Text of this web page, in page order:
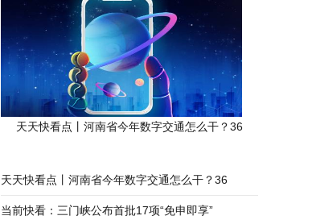
天天快看点丨河南省今年数字交通怎么干？36
天天快看点丨河南省今年数字交通怎么干？36
当前快看：三门峡公布首批17项“免申即享”